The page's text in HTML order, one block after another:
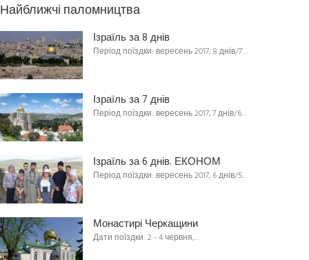
Найближчі паломництва
Ізраїль за 8 днів
Період поїздки: вересень 2017, 8 днів/7…
Ізраїль за 7 днів
Період поїздки: вересень 2017, 7 днів/6…
Ізраїль за 6 днів. ЕКОНОМ
Період поїздки: вересень 2017, 6 днів/5…
Монастирі Черкащини
Дати поїздки: 2 - 4 червня,…